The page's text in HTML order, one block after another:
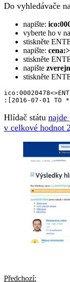
Do vyhledávače
napište:
vyberte ho v
stiskněte
napište:
stiskněte
napište
stiskněte
:[2016-07-01 TO
Hlídač státu najde
v celkové hodnot
Předchozí: